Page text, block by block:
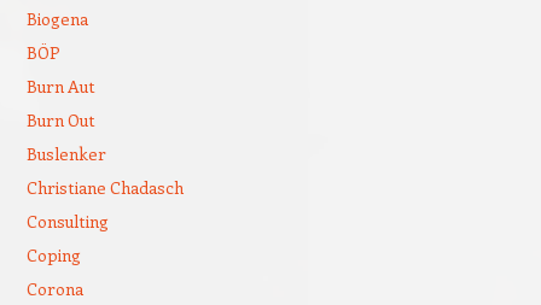
Biogena
BÖP
Burn Aut
Burn Out
Buslenker
Christiane Chadasch
Consulting
Coping
Corona